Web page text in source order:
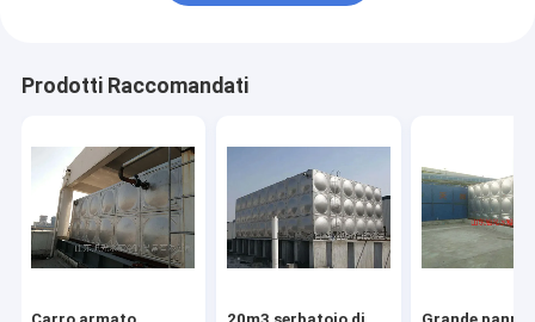
Prodotti Raccomandati